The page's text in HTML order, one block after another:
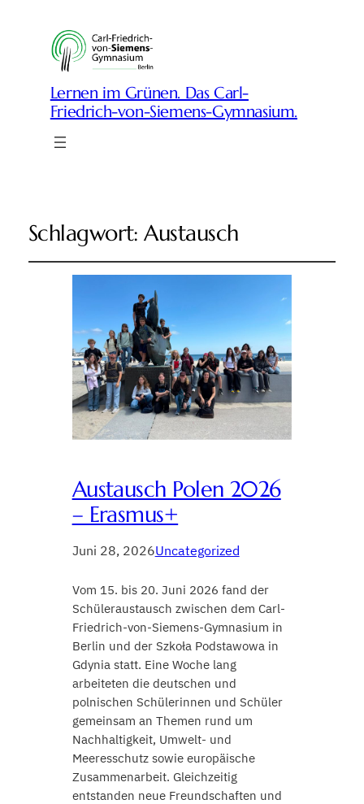
Lernen im Grünen. Das Carl-
Friedrich-von-Siemens-Gymnasium.
Schlagwort:Austausch
Austausch Polen 2026
– Erasmus+
Juni 28, 2026Uncategorized
Vom 15. bis 20. Juni 2026 fand der
Schüleraustausch zwischen dem Carl-
Friedrich-von-Siemens-Gymnasium in
Berlin und der Szkoła Podstawowa in
Gdynia statt. Eine Woche lang
arbeiteten die deutschen und
polnischen Schülerinnen und Schüler
gemeinsam an Themen rund um
Nachhaltigkeit, Umwelt- und
Meeresschutz sowie europäische
Zusammenarbeit. Gleichzeitig
entstanden neue Freundschaften und